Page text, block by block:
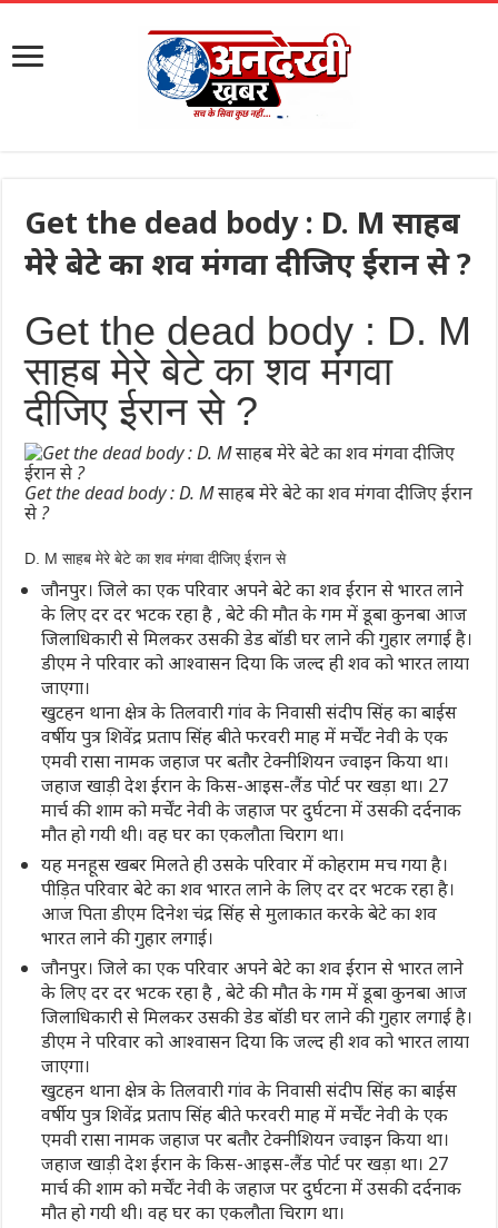
Get the dead body : D. M साहब
मेरे बेटे का शव मंगवा दीजिए ईरान से ?
Get the dead body : D. M
साहब मेरे बेटे का शव मंगवा
दीजिए ईरान से ?
Get the dead body : D. M साहब मेरे बेटे का शव मंगवा दीजिए ईरान
से ?
D. M साहब मेरे बेटे का शव मंगवा दीजिए ईरान से
जौनपुर। जिले का एक परिवार अपने बेटे का शव ईरान से भारत लाने
के लिए दर दर भटक रहा है , बेटे की मौत के गम में डूबा कुनबा आज
जिलाधिकारी से मिलकर उसकी डेड बॉडी घर लाने की गुहार लगाई है।
डीएम ने परिवार को आश्वासन दिया कि जल्द ही शव को भारत लाया
जाएगा।
खुटहन थाना क्षेत्र के तिलवारी गांव के निवासी संदीप सिंह का बाईस
वर्षीय पुत्र शिवेंद्र प्रताप सिंह बीते फरवरी माह में मर्चेंट नेवी के एक
एमवी रासा नामक जहाज पर बतौर टेक्नीशियन ज्वाइन किया था।
जहाज खाड़ी देश ईरान के किस-आइस-लैंड पोर्ट पर खड़ा था। 27
मार्च की शाम को मर्चेंट नेवी के जहाज पर दुर्घटना में उसकी दर्दनाक
मौत हो गयी थी। वह घर का एकलौता चिराग था।
यह मनहूस खबर मिलते ही उसके परिवार में कोहराम मच गया है।
पीड़ित परिवार बेटे का शव भारत लाने के लिए दर दर भटक रहा है।
आज पिता डीएम दिनेश चंद्र सिंह से मुलाकात करके बेटे का शव
भारत लाने की गुहार लगाई।
जौनपुर। जिले का एक परिवार अपने बेटे का शव ईरान से भारत लाने
के लिए दर दर भटक रहा है , बेटे की मौत के गम में डूबा कुनबा आज
जिलाधिकारी से मिलकर उसकी डेड बॉडी घर लाने की गुहार लगाई है।
डीएम ने परिवार को आश्वासन दिया कि जल्द ही शव को भारत लाया
जाएगा।
खुटहन थाना क्षेत्र के तिलवारी गांव के निवासी संदीप सिंह का बाईस
वर्षीय पुत्र शिवेंद्र प्रताप सिंह बीते फरवरी माह में मर्चेंट नेवी के एक
एमवी रासा नामक जहाज पर बतौर टेक्नीशियन ज्वाइन किया था।
जहाज खाड़ी देश ईरान के किस-आइस-लैंड पोर्ट पर खड़ा था। 27
मार्च की शाम को मर्चेंट नेवी के जहाज पर दुर्घटना में उसकी दर्दनाक
मौत हो गयी थी। वह घर का एकलौता चिराग था।